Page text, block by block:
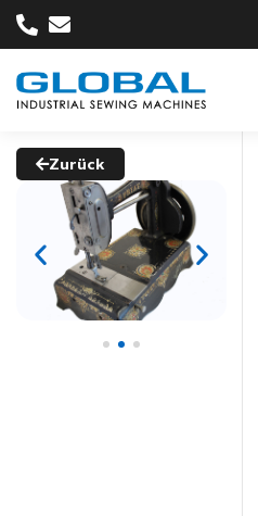
Zurück